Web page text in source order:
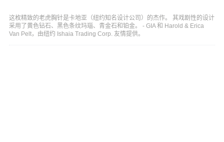
这枚精致的老虎胸针是卡地亚（纽约知名设计公司）的杰作。 其戏剧性的设计
采用了黄色钻石、黑色条纹玛瑙、青金石和铂金。 - GIA 和 Harold & Erica
Van Pelt，由纽约 Ishaia Trading Corp. 友情提供。